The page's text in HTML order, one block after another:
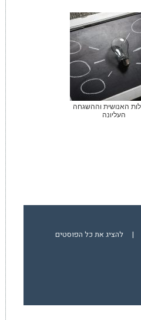
האנושית וההשגחה
העליונה
|
להציג את כל הפוסטים